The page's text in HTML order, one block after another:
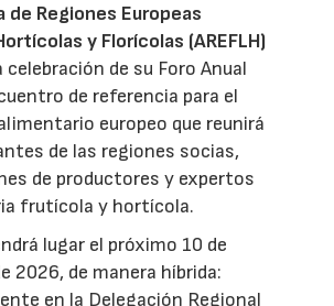
de Regiones Europeas
y Florícolas (AREFLH)
celebración de su Foro Anual
de referencia para el
europeo que reunirá
de las regiones socias,
de productores y expertos
frutícola y hortícola.
lugar el próximo 10 de
2026, de manera híbrida:
en la Delegación Regional